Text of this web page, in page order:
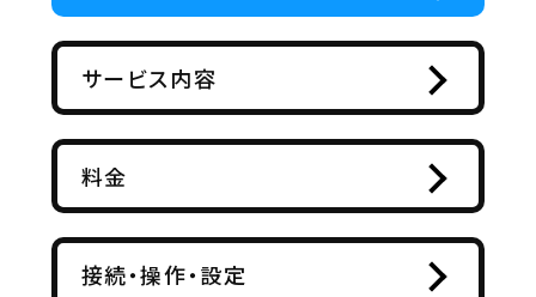
サービス内容
料金
接続・操作・設定